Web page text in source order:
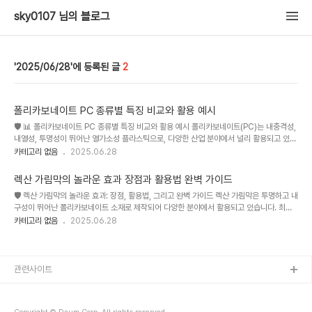
sky0107 님의 블로그
2025/06/28 2
폴리카보네이트 PC 종류별 특징 비교와 활용 예시
🛡️ 📊 폴리카보네이트 PC 종류별 특징 비교와 활용 예시 폴리카보네이트(PC)는 내충격성,
내열성, 투명성이 뛰어난 열가소성 플라스틱으로, 다양한 산업 분야에서 널리 활용되고 있습
니다. 건축자재부터 자동차 부품, 전자기기 케이스까지 그 응용 범위는 매우 넓으며, 최근에
고 있습니다. 시장 규모 또한 지속적인 성장세를 보이고 있으며, 특히 고기능성 PC 수지에
대한 수요가 증가하고 있습니다. 내후성이 뛰어난 PC는 건축물의 외장재로 많이 사용되고
있으며, 가볍고 강한 특성을 살려 자동차 산업에서도 핵심적인 소재로 자리 잡았습니다. 최
근에는 고강도, 고투명도 PC의 개발로 더욱 다양한 분야에서..
카테고리 없음 2025.06.28
렉산 가림막의 놀라운 효과 장점과 활용법 완벽 가이드
🛡️ 렉산 가림막의 놀라운 효과: 장점, 활용법, 그리고 완벽 가이드 렉산 가림막은 투명하고 내
구성이 뛰어난 폴리카보네이트 소재로 제작되어 다양한 분야에서 활용되고 있습니다. 최근
코로나19 팬데믹 이후 방역 및 안전 관리의 중요성이 부각되면서 렉산 가림막의 수요가 급
종류와 특징을 비교 분석하고, 사용자의 상황에 맞는 최적의 선택을 위한 정보를 제공합니
카테고리 없음 2025.06.28
관련사이트